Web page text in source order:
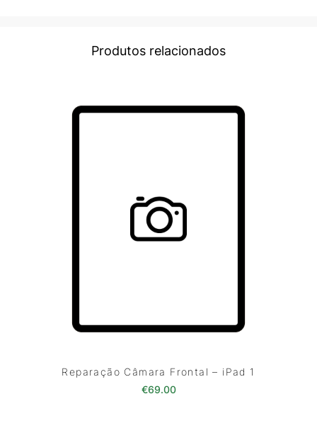
Produtos relacionados
Reparação Câmara Frontal – iPad 1
€69.00